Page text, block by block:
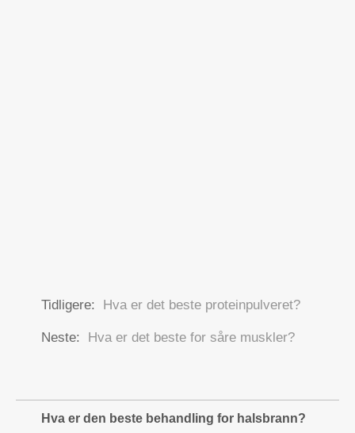
Tidligere: Hva er det beste proteinpulveret?
Neste: Hva er det beste for såre muskler?
Hva er den beste behandling for halsbrann?